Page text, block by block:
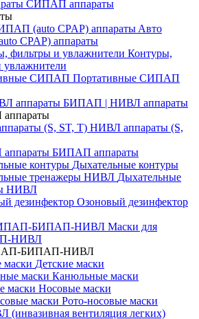
СИПАП аппараты
Aвто
CPAP) аппараты
Контуры,
увлажнители
Портативные СИПАП
БИПАП | НИВЛ аппараты
НИВЛ аппараты (S,
БИПАП аппараты
Дыхательные контуры
Дыхательные
НИВЛ
Озоновый дезинфектор
Маски для
НИВЛ
БИПАП-НИВЛ
Детские маски
Канюльные маски
Носовые маски
Рото-носовые маски